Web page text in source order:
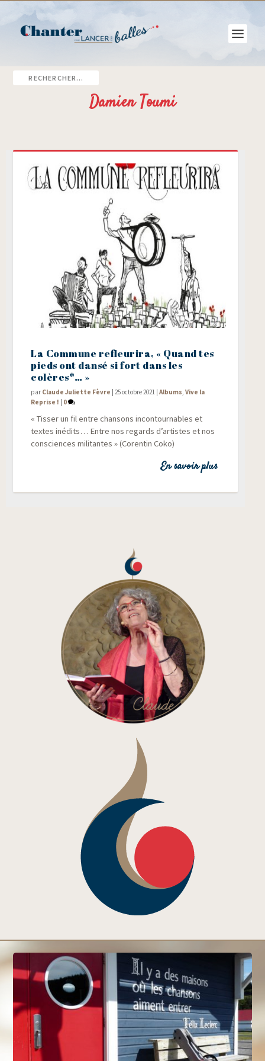
Damien Toumi
La Commune refleurira, « Quand tes
pieds ont dansé si fort dans les
colères*… »
par Claude Juliette Fèvre |25 octobre 2021 |Albums ,Vive la
Reprise ! | 0
« Tis­ser un fil entre chan­sons incon­tour­nables et
textes inédits… Entre nos regards d’artistes et nos
consciences mili­tantes » (Coren­tin Coko)
En savoir plus